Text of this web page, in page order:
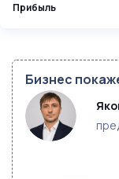
Прибыль
Бизнес